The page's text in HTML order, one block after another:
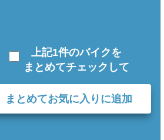
上記1件のバイクを
まとめてチェックして
まとめてお気に入りに追加